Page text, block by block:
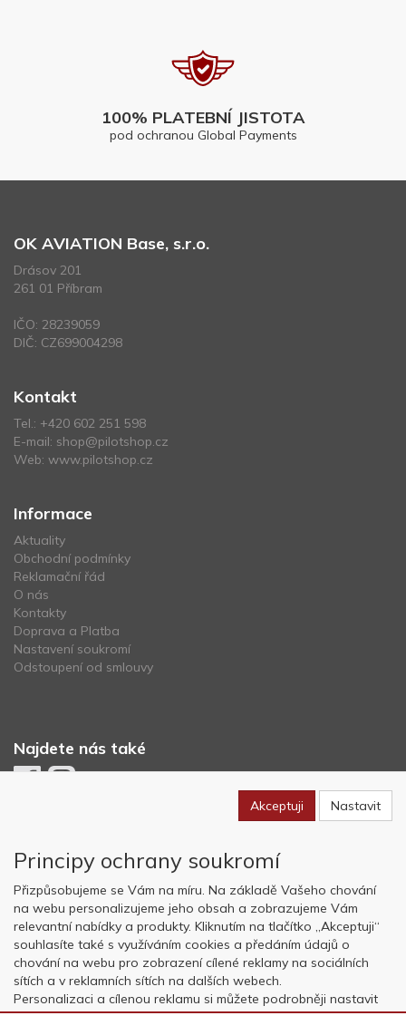
100% PLATEBNÍ JISTOTA
pod ochranou Global Payments
OK AVIATION Base, s.r.o.
Drásov 201
261 01 Příbram
IČO: 28239059
DIČ: CZ699004298
Kontakt
Tel.: +420 602 251 598
E-mail: shop@pilotshop.cz
Web: www.pilotshop.cz
Informace
Aktuality
Obchodní podmínky
Reklamační řád
O nás
Kontakty
Doprava a Platba
Nastavení soukromí
Odstoupení od smlouvy
Najdete nás také
Copyright © OK AVIATION Base, s.r.o. 2022, powered byABRA E-
shop
Akceptuji Nastavit
Principy ochrany soukromí
Přizpůsobujeme se Vám na míru. Na základě Vašeho chování
na webu personalizujeme jeho obsah a zobrazujeme Vám
relevantní nabídky a produkty. Kliknutím na tlačítko „Akceptuji“
souhlasíte také s využíváním cookies a předáním údajů o
chování na webu pro zobrazení cílené reklamy na sociálních
sítích a v reklamních sítích na dalších webech.
Personalizaci a cílenou reklamu si můžete podrobněji nastavit
nebo kdykoli vypnout po kliknutí na tlačítko „Nastavit“.